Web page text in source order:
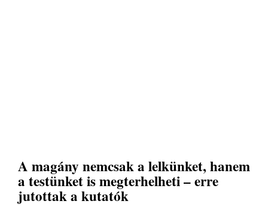
A magány nemcsak a lelkünket, hanem
a testünket is megterhelheti – erre
jutottak a kutatók